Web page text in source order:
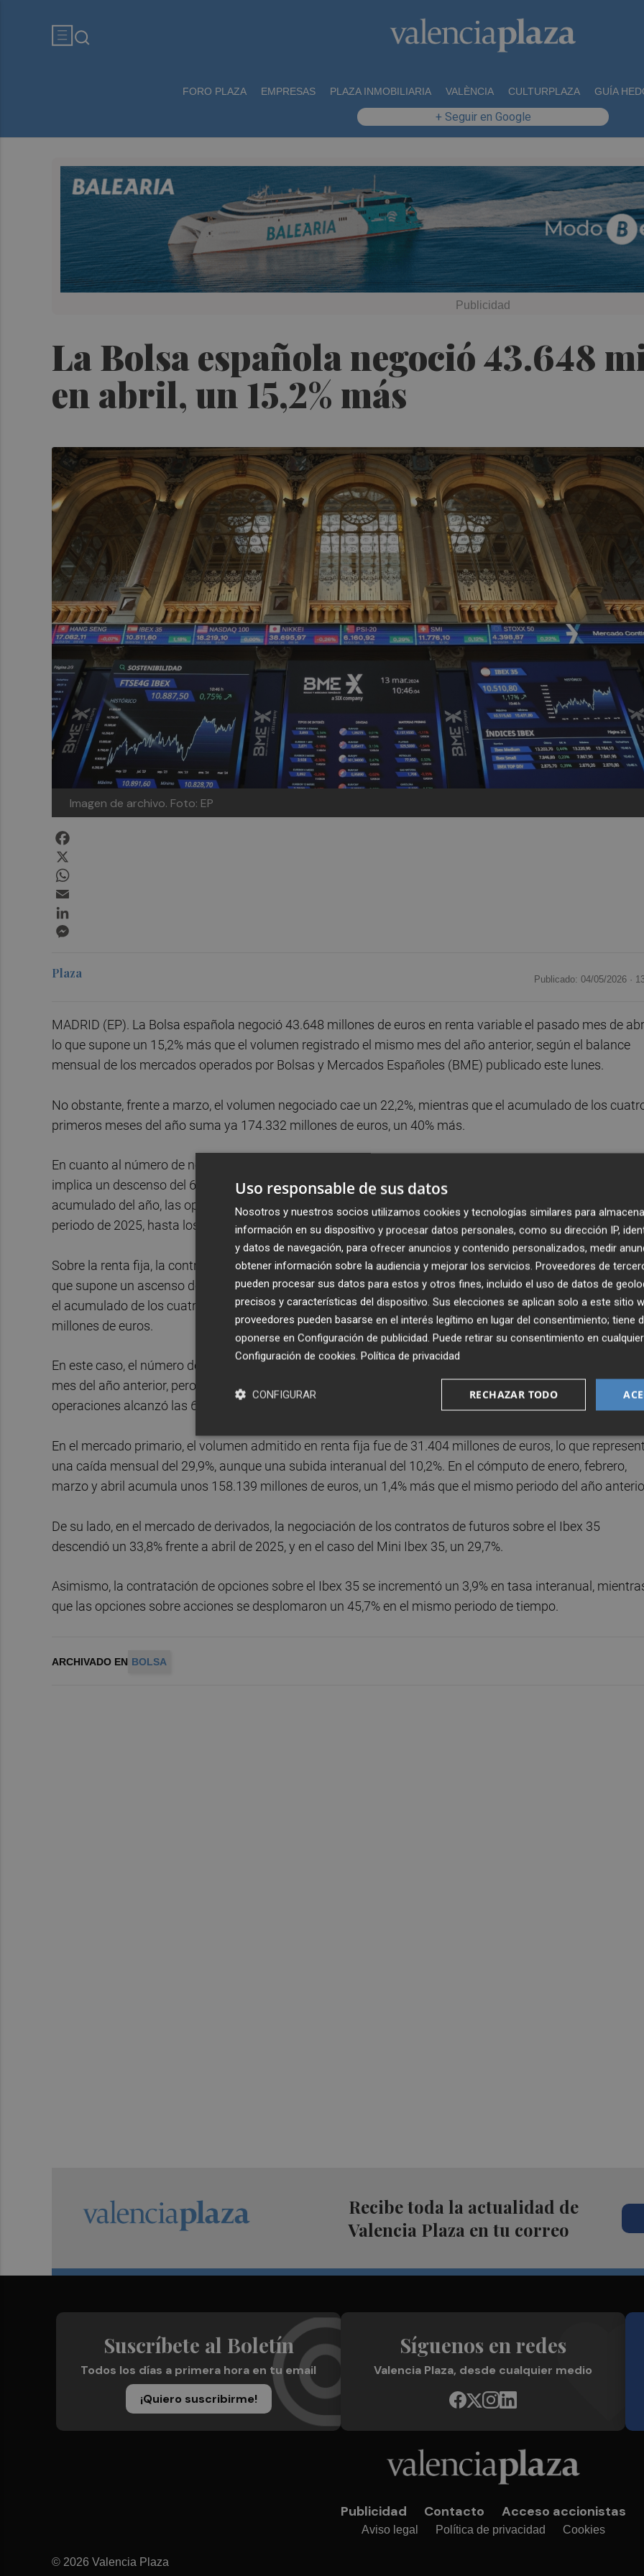
FORO PLAZA EMPRESAS PLAZA INMOBILIARIA VALÈNCIA CULTURPLAZA GUÍA
+ Seguir en Google
La Bolsa española negoció 43.648
en abril, un 15,2% más
Imagen de archivo. Foto: EP
Plaza Publicado: 04/05/2026 ·
MADRID (EP). La Bolsa española negoció 43.648 millones de euros en renta variable el pasado mes de
lo que supone un 15,2% más que el volumen registrado el mismo mes del año anterior, según el balance
mensual de los mercados operados por Bolsas y Mercados Españoles (BME) publicado este lunes.
No obstante, frente a marzo, el volumen negociado cae un 22,2%, mientras que el acumulado de los
primeros meses del año suma ya 174.332 millones de euros, un 40% más.
En cuanto al número de negociaciones de renta variable, BME señala que alcanzó los 3,27 millones, lo que
implica un descenso del 6,9% respecto al dato cosechado en abril de 2025 y del 24,9% frente a marzo. En el
acumulado del año, las operaciones de renta variable subieron un 13,7% en comparación con el mismo
periodo de 2025, hasta los 13,60 millones.
Sobre la renta fija, la contratación en el mercado secundario se situó en 12.855 millones de euros en abril,
que supone un ascenso del 96,2% respecto al mismo mes de 2025 y del 1,3% frente al tercer mes del año.
el acumulado de los cuatro primeros meses, la renta fija registró un aumento del 51,3%, hasta los 53.125
millones de euros.
En este caso, el número de operaciones fue de 1.492 transacciones en abril, un 35,4% más que en el mismo
mes del año anterior, pero un 7,3% menos respecto a marzo. Entre los cuatro primeros meses, el número de
operaciones alcanzó las 6.527, un 4,8% más que en el mismo periodo de 2025.
En el mercado primario, el volumen admitido en renta fija fue de 31.404 millones de euros, lo que
una caída mensual del 29,9%, aunque una subida interanual del 10,2%. En el cómputo de enero, febrero,
marzo y abril acumula unos 158.139 millones de euros, un 1,4% más que el mismo periodo del año
De su lado, en el mercado de derivados, la negociación de los contratos de futuros sobre el Ibex 35
descendió un 33,8% frente a abril de 2025, y en el caso del Mini Ibex 35, un 29,7%.
Asimismo, la contratación de opciones sobre el Ibex 35 se incrementó un 3,9% en tasa interanual,
que las opciones sobre acciones se desplomaron un 45,7% en el mismo periodo de tiempo.
ARCHIVADO EN BOLSA
Recibe toda la actualidad de
Valencia Plaza en tu correo
Suscríbete al Boletín
Todos los días a primera hora en tu email
¡Quiero suscribirme!
Síguenos en redes
Valencia Plaza, desde cualquier medio
Publicidad Contacto Acceso accionistas
Aviso legal Política de privacidad Cookies
© 2026 Valencia Plaza
Uso responsable de sus datos
Nosotros y nuestros socios utilizamos cookies y tecnologías similares para
información en su dispositivo y procesar datos personales, como su dirección IP,
y datos de navegación, para ofrecer anuncios y contenido personalizados, medir
obtener información sobre la audiencia y mejorar los servicios. Proveedores de
pueden procesar sus datos para estos y otros fines, incluido el uso de datos de
precisos y características del dispositivo. Sus elecciones se aplican solo a este sitio
proveedores pueden basarse en el interés legítimo en lugar del consentimiento; tiene
oponerse en Configuración de publicidad. Puede retirar su consentimiento en
Configuración de cookies. Política de privacidad
RECHAZAR TODO
CONFIGURAR